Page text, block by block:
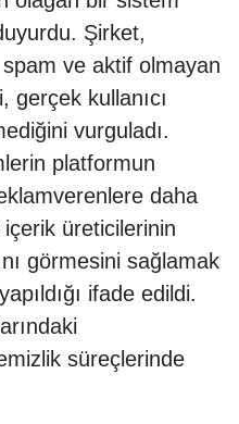
Şirket,
ve aktif olmayan
gerçek kullanıcı
vurguladı.
platformun
daha
üreticilerinin
görmesini sağlamak
ifade edildi.
süreçlerinde